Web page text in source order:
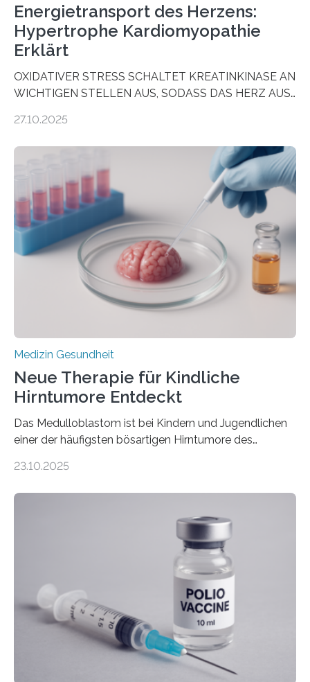
Energietransport des Herzens:
Hypertrophe Kardiomyopathie
Erklärt
OXIDATIVER STRESS SCHALTET KREATINKINASE AN
WICHTIGEN STELLEN AUS, SODASS DAS HERZ AUS
aus dem Deutschen Zentrum für Herzinsuffizienz
im Journal Circulation, warum der Energietransport bei
der Hypertrophen Kardiomyopathie (HCM) versagen
kann und wie sich durch eine Verringerung der
Herzbelastung und des oxidativen Stresses
Rhythmusstörungen reduzieren lassen. Würzburg. Die
hypertrophe Kardiomyopathie (HCM) ist die häufigste
erblich bedingte Herzerkrankung. Sie führt dazu, dass
sich die linke Herzkammer verdickt, der Herzmuskel zu
stark kontrahiert…
27.10.2025
Medizin Gesundheit
Neue Therapie für Kindliche
Hirntumore Entdeckt
Das Medulloblastom ist bei Kindern und Jugendlichen
einer der häufigsten bösartigen Hirntumore des
Betroffenen können mit heutigen Methoden geheilt
Dringend benötigt werden zielgerichtete Therapien, die
nur Tumorschwachstellen angreifen und normales
Gewebe verschonen. Forschende um Daniel Merk vom
Hertie-Institut für klinische Hirnforschung am
Universitätsklinikum Tübingen haben eine solche
Schwachstelle im Erbgut einer Untergruppe des
Medulloblastoms gefunden. Die Wilhelm Sander-
Stiftung unterstützte das Projekt…
23.10.2025